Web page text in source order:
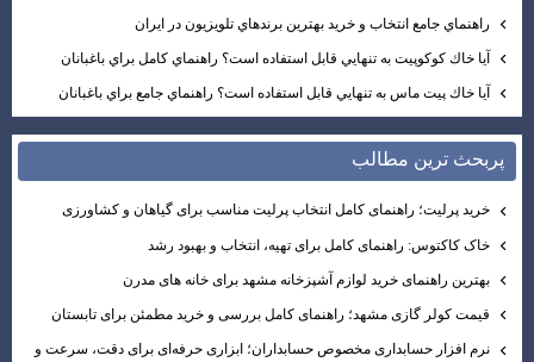
راهنماي جامع انتخاب و خريد بهترين برندهاي تلويزيون در ايران
آيا خاك كوكوپيت به تنهايي قابل استفاده است؟ راهنماي كامل براي باغبانان
آيا خاك پيت ماس به تنهايي قابل استفاده است؟ راهنماي جامع براي باغبانان
پربحث ترين مطالب
خرید پرلیت؛ راهنمای کامل انتخاب پرلیت مناسب برای گیاهان و کشاورزی
خاک کاکتوس: راهنمای کامل برای تهیه، انتخاب و بهبود رشد
بهترین راهنمای خرید لوازم آشپزخانه مشهد برای خانه‌ های مدرن
قیمت کولر گازی مشهد؛ راهنمای کامل بررسی و خرید مطمئن برای تابستان‌
نرم افزار حسابداری مخصوص حسابداران؛ ابزاری حرفه‌ای برای دقت، سرعت و